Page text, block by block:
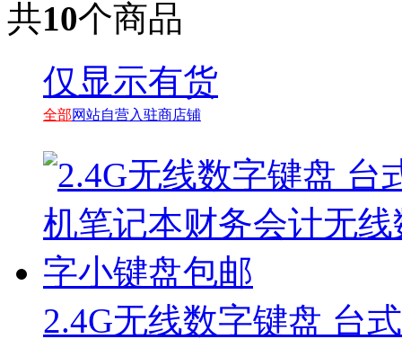
共10个商品
仅显示有货
全部网站自营入驻商店铺
2.4G无线数字键盘 台